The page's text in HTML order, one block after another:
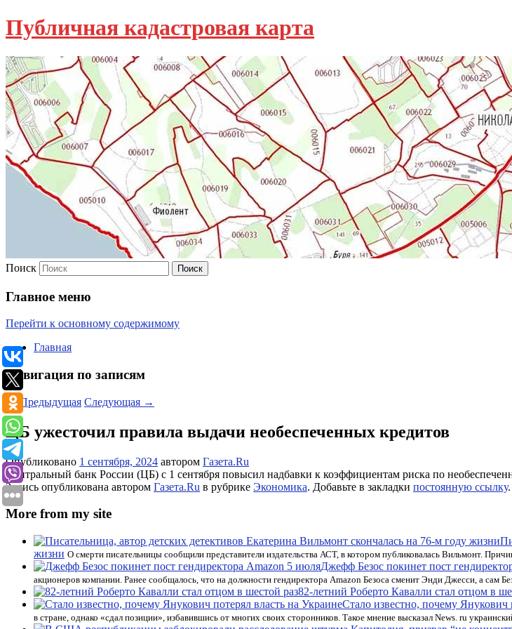
Публичная кадастровая карта
Поиск
Главное меню
Перейти к основному содержимому
Главная
Навигация по записям
←Предыдущая Следующая →
ЦБ ужесточил правила выдачи необеспеченных кредитов
Опубликовано 1 сентября, 2024 автором Газета.Ru
Центральный банк России (ЦБ) с 1 сентября повысил надбавки к коэффициентам риска по
Запись опубликована автором Газета.Ru в рубрике Экономика. Добавьте в закладки постоянную ссылку.
More from my site
жизни О смерти писательницы сообщили представители издательства АСТ, в котором публиковалась Вильмонт.
Джефф Безос покинет пост
акционеров компании. Ранее сообщалось, что на должности гендиректора Amazon Безоса сменит Энди Джесси, а сам
82-летний Роберто Кавалли стал отцом в
Стало известно, почему Янукович
в стране, однако «сдал позиции», избавившись от многих своих сторонников. Такое мнение высказал News. ru